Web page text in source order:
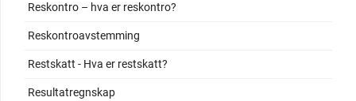
Reskontro – hva er reskontro?
Reskontroavstemming
Restskatt - Hva er restskatt?
Resultatregnskap